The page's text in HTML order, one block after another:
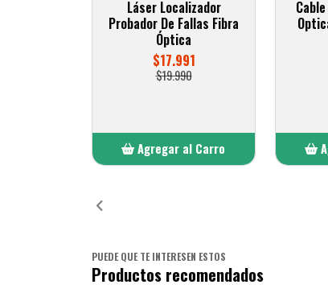
Láser Localizador
Probador De Fallas Fibra
Óptica
$17.991
$19.990
Agregar al Carro
PUEDE QUE TE INTERESEN ESTOS
Productos recomendados